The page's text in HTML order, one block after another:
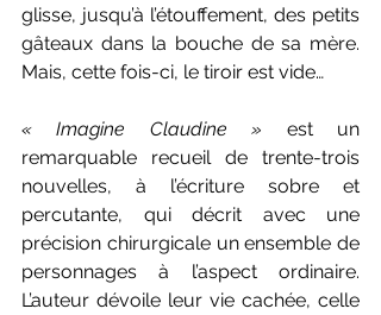
glisse, jusqu’à l’étouffement, des petits
gâteaux dans la bouche de sa mère.
Mais, cette fois-ci, le tiroir est vide…
« Imagine Claudine » est un
remarquable recueil de trente-trois
nouvelles, à l’écriture sobre et
percutante, qui décrit avec une
précision chirurgicale un ensemble de
personnages à l’aspect ordinaire.
L’auteur dévoile leur vie cachée, celle